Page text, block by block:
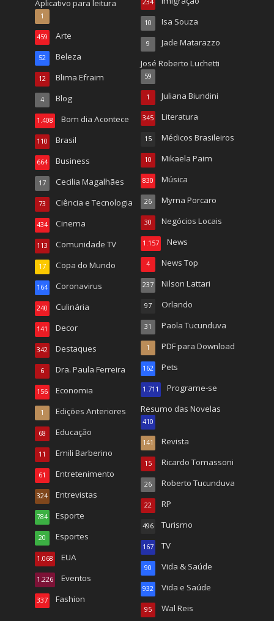
Aplicativo para leitura
1
Arte
459
Beleza
52
Blima Efraim
12
Blog
4
Bom dia Acontece
1.408
Brasil
110
Business
664
Cecilia Magalhães
17
Ciência e Tecnologia
73
Cinema
434
Comunidade TV
113
Copa do Mundo
17
Coronavirus
164
Culinária
240
Decor
141
Destaques
342
Dra. Paula Ferreira
6
Economia
156
Edições Anteriores
1
Educação
68
Emili Barberino
11
Entretenimento
61
Entrevistas
324
Esporte
784
Esportes
20
EUA
1.068
Eventos
1.226
Fashion
337
234
Isa Souza
10
Jade Matarazzo
9
José Roberto Luchetti
59
Juliana Biundini
1
Literatura
345
Médicos Brasileiros
15
Mikaela Paim
10
Música
830
Myrna Porcaro
26
Negócios Locais
30
News
1.157
News Top
4
Nilson Lattari
237
Orlando
97
Paola Tucunduva
31
PDF para Download
1
Pets
162
Programe-se
1.711
Resumo das Novelas
410
Revista
141
Ricardo Tomassoni
15
Roberto Tucunduva
26
RP
22
Turismo
496
TV
167
Vida & Saúde
90
Vida e Saúde
932
Wal Reis
95